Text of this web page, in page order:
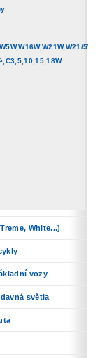
5W
White...)
vozy
světla